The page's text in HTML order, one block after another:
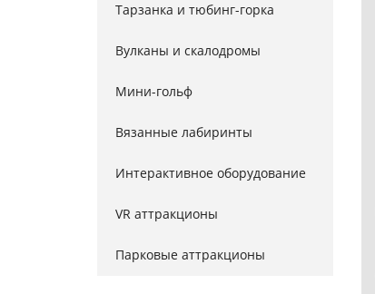
Тарзанка и тюбинг-горка
Вулканы и скалодромы
Мини-гольф
Вязанные лабиринты
Интерактивное оборудование
VR аттракционы
Парковые аттракционы